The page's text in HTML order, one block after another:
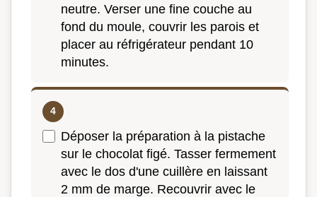
neutre. Verser une fine couche au
fond du moule, couvrir les parois et
placer au réfrigérateur pendant 10
minutes.
Déposer la préparation à la pistache
sur le chocolat figé. Tasser fermement
avec le dos d'une cuillère en laissant
2 mm de marge. Recouvrir avec le